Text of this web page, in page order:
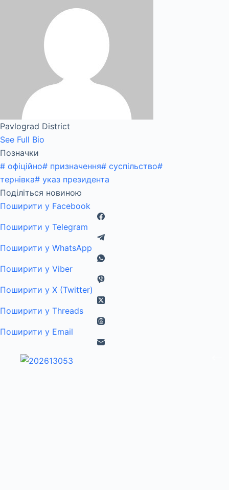
Pavlograd District
See Full Bio
Позначки
# офіційно# призначення# суспільство#
тернівка# указ президента
Поділіться новиною
Поширити у Facebook
Поширити у Telegram
Поширити у WhatsApp
Поширити у Viber
Поширити у X (Twitter)
Поширити у Threads
Поширити у Email